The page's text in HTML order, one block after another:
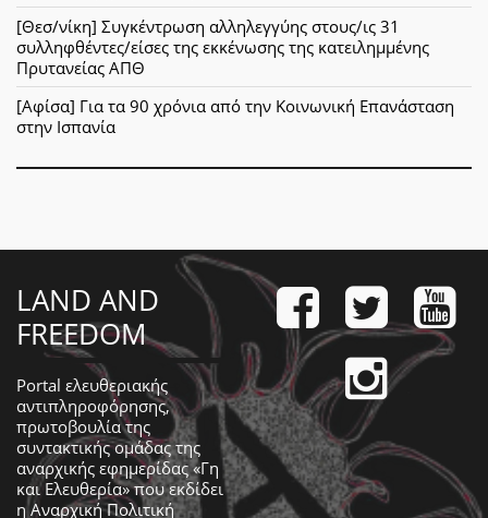
[Θεσ/νίκη] Συγκέντρωση αλληλεγγύης στους/ις 31
συλληφθέντες/είσες της εκκένωσης της κατειλημμένης
Πρυτανείας ΑΠΘ
[Αφίσα] Για τα 90 χρόνια από την Κοινωνική Επανάσταση
στην Ισπανία
LAND AND
FREEDOM
Portal ελευθεριακής
αντιπληροφόρησης,
πρωτοβουλία της
συντακτικής ομάδας της
αναρχικής εφημερίδας «Γη
και Ελευθερία» που εκδίδει
ηΑναρχική Πολιτική